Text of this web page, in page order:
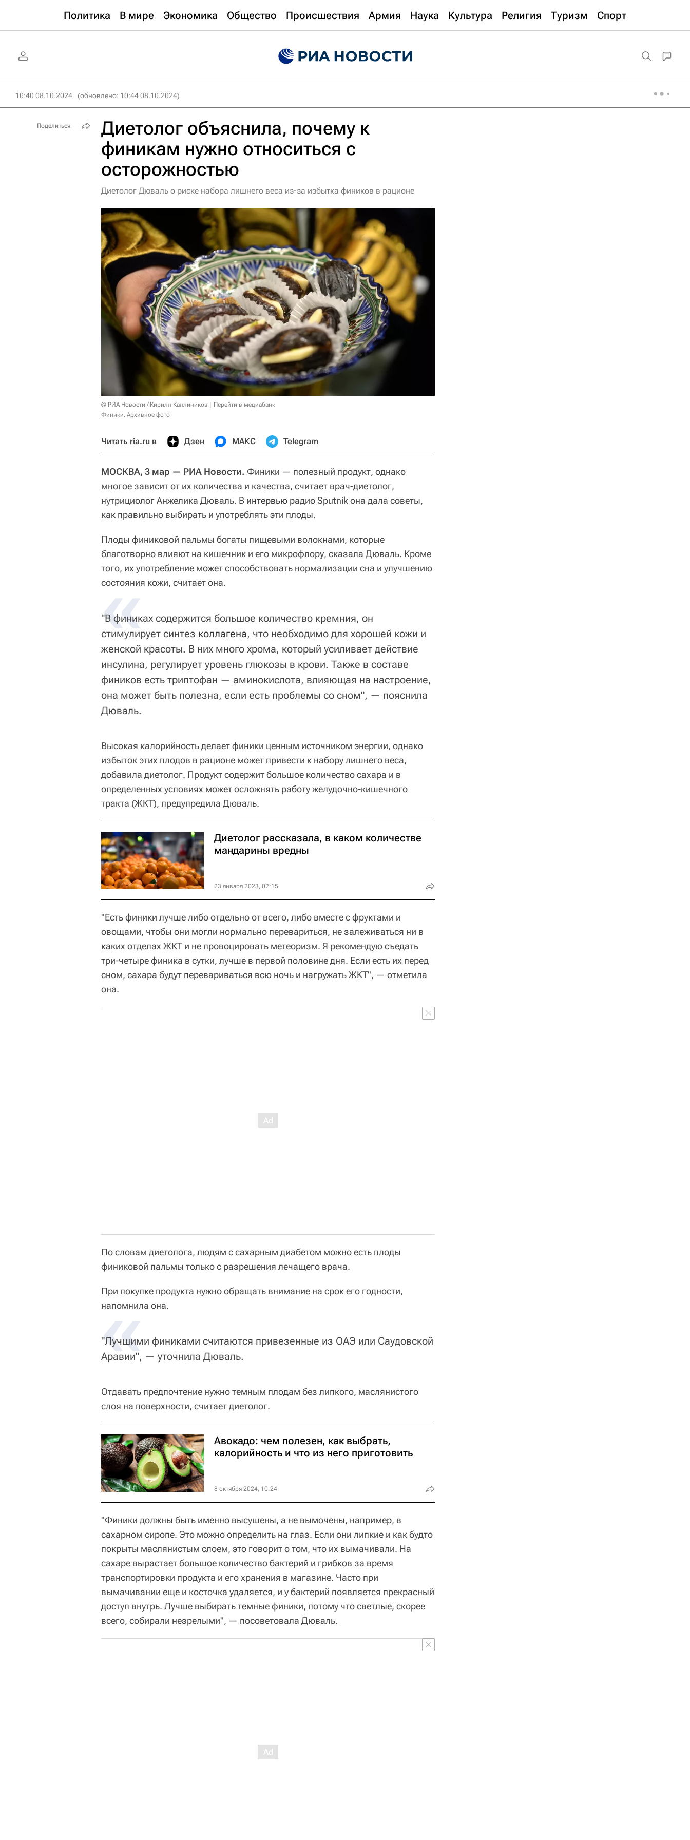
Политика В мире Экономика Общество Происшествия Армия Наука Культура Религия Туризм Спорт
10:40 08.10.2024 (обновлено: 10:44 08.10.2024)
Диетолог объяснила, почему к
финикам нужно относиться с
осторожностью
Диетолог Дюваль о риске набора лишнего веса из-за избытка фиников в рационе
© РИА Новости / Кирилл Каллиников
Перейти в медиабанк
Финики. Архивное фото
Читать ria.ru в Дзен МАКС Telegram
МОСКВА, 3 мар — РИА Новости. Финики — полезный продукт, однако
многое зависит от их количества и качества, считает врач-диетолог,
нутрициолог Анжелика Дюваль. В интервью радио Sputnik она дала советы,
как правильно выбирать и употреблять эти плоды.
Плоды финиковой пальмы богаты пищевыми волокнами, которые
благотворно влияют на кишечник и его микрофлору, сказала Дюваль. Кроме
того, их употребление может способствовать нормализации сна и улучшению
состояния кожи, считает она.
«
"В финиках содержится большое количество кремния, он
стимулирует синтез коллагена, что необходимо для хорошей кожи и
женской красоты. В них много хрома, который усиливает действие
инсулина, регулирует уровень глюкозы в крови. Также в составе
фиников есть триптофан — аминокислота, влияющая на настроение,
она может быть полезна, если есть проблемы со сном", — пояснила
Дюваль.
Высокая калорийность делает финики ценным источником энергии, однако
избыток этих плодов в рационе может привести к набору лишнего веса,
добавила диетолог. Продукт содержит большое количество сахара и в
определенных условиях может осложнять работу желудочно-кишечного
тракта (ЖКТ), предупредила Дюваль.
Диетолог рассказала, в каком количестве
мандарины вредны
23 января 2023, 02:15
"Есть финики лучше либо отдельно от всего, либо вместе с фруктами и
овощами, чтобы они могли нормально перевариться, не залеживаться ни в
каких отделах ЖКТ и не провоцировать метеоризм. Я рекомендую съедать
три-четыре финика в сутки, лучше в первой половине дня. Если есть их перед
сном, сахара будут перевариваться всю ночь и нагружать ЖКТ", — отметила
она.
По словам диетолога, людям с сахарным диабетом можно есть плоды
финиковой пальмы только с разрешения лечащего врача.
При покупке продукта нужно обращать внимание на срок его годности,
напомнила она.
«
"Лучшими финиками считаются привезенные из ОАЭ или Саудовской
Аравии", — уточнила Дюваль.
Отдавать предпочтение нужно темным плодам без липкого, маслянистого
слоя на поверхности, считает диетолог.
Авокадо: чем полезен, как выбрать,
калорийность и что из него приготовить
8 октября 2024, 10:24
"Финики должны быть именно высушены, а не вымочены, например, в
сахарном сиропе. Это можно определить на глаз. Если они липкие и как будто
покрыты маслянистым слоем, это говорит о том, что их вымачивали. На
сахаре вырастает большое количество бактерий и грибков за время
транспортировки продукта и его хранения в магазине. Часто при
вымачивании еще и косточка удаляется, и у бактерий появляется прекрасный
доступ внутрь. Лучше выбирать темные финики, потому что светлые, скорее
всего, собирали незрелыми", — посоветовала Дюваль.
Поделиться